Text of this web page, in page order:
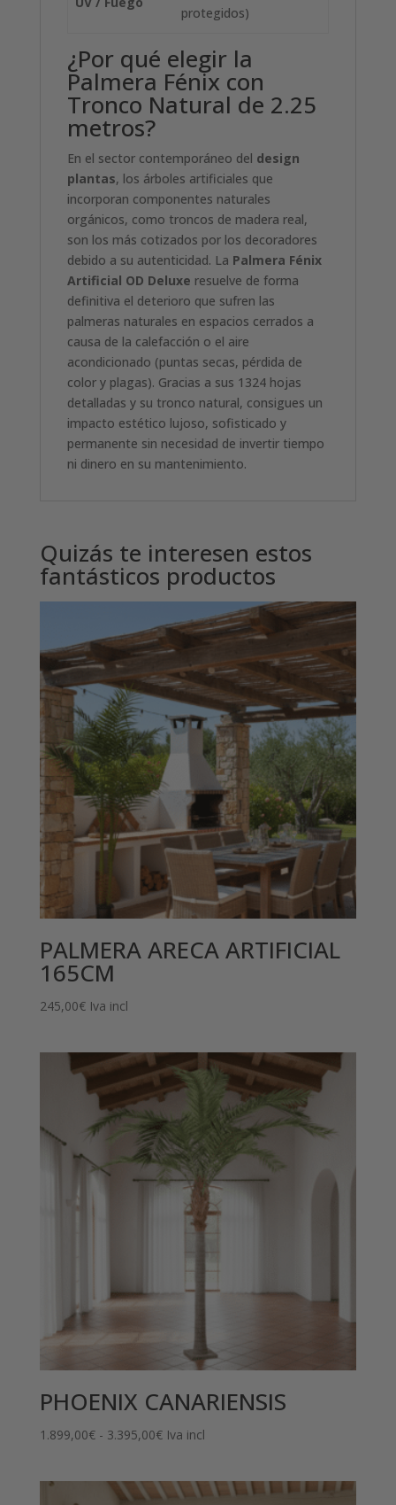
protegidos)
¿Por qué elegir la
Palmera Fénix con
Tronco Natural de 2.25
metros?
En el sector contemporáneo del design
plantas, los árboles artificiales que
incorporan componentes naturales
orgánicos, como troncos de madera real,
son los más cotizados por los decoradores
debido a su autenticidad. La Palmera Fénix
Artificial OD Deluxe resuelve de forma
definitiva el deterioro que sufren las
palmeras naturales en espacios cerrados a
causa de la calefacción o el aire
acondicionado (puntas secas, pérdida de
color y plagas). Gracias a sus 1324 hojas
detalladas y su tronco natural, consigues un
impacto estético lujoso, sofisticado y
permanente sin necesidad de invertir tiempo
ni dinero en su mantenimiento.
Quizás te interesen estos
fantásticos productos
PALMERA ARECA ARTIFICIAL
165CM
245,00€ Iva incl
PHOENIX CANARIENSIS
1.899,00€ - 3.395,00€Rango
desde
Iva incl